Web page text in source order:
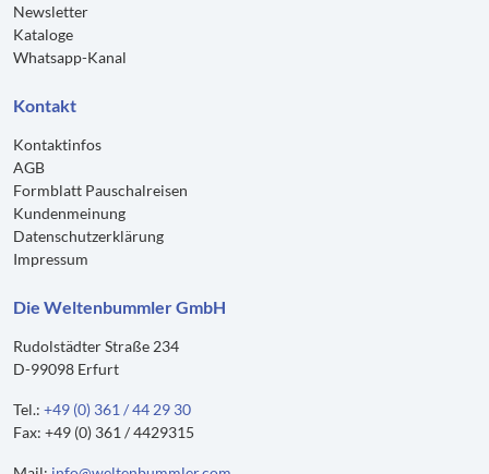
Newsletter
Kataloge
Whatsapp-Kanal
Kontakt
Kontaktinfos
AGB
Formblatt Pauschalreisen
Kundenmeinung
Datenschutzerklärung
Impressum
Die Weltenbummler GmbH
Rudolstädter Straße 234
D-99098 Erfurt
Tel.: +49 (0) 361 / 44 29 30
Fax: +49 (0) 361 / 4429315